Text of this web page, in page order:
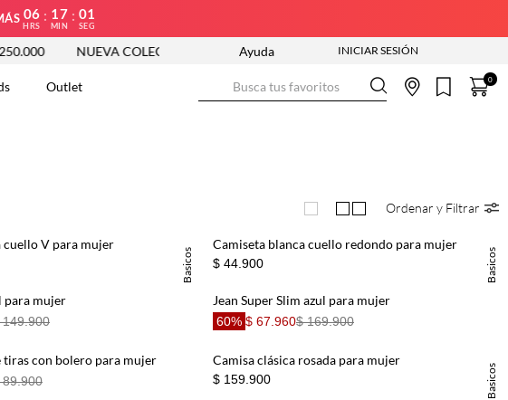
06
HRS
: 17
MIN
: 01
SEG
NUEVA COLECCIÓN ENTRA YA ENVÍO GRATIS DESDE $250.000
Ayuda
Outlet 0
Ordenar y Filtrar
Basicos
cuello V para mujer
Basicos
Camiseta blanca cuello redondo para mujer
$ 44.900
para mujer
149.900
Jean Super Slim azul para mujer
60% $ 67.960$ 169.900
tiras con bolero para mujer
89.900 Basicos
Camisa clásica rosada para mujer
$ 159.900